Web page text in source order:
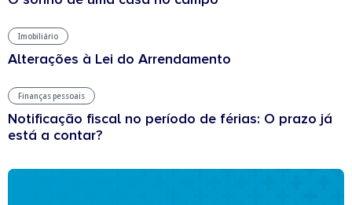
Imobiliário
Alterações à Lei do Arrendamento
Finanças pessoais
Notificação fiscal no período de férias: O prazo já
está a contar?